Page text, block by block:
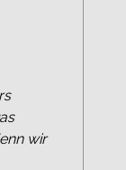
wir